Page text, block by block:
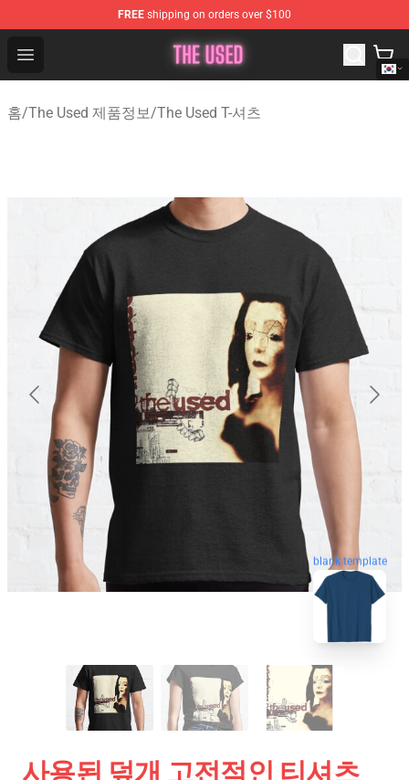
FREE shipping on orders over $100
Open menu
The Used Store - Official The Used Merchandise Shop
홈/The Used 제품정보/The Used T-셔츠
blank template
사용된 덮개 고전적인 티셔츠